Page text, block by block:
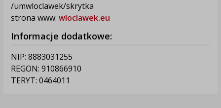
/umwloclawek/skrytka
strona www: wloclawek.eu
Informacje dodatkowe:
NIP: 8883031255
REGON: 910866910
TERYT: 0464011